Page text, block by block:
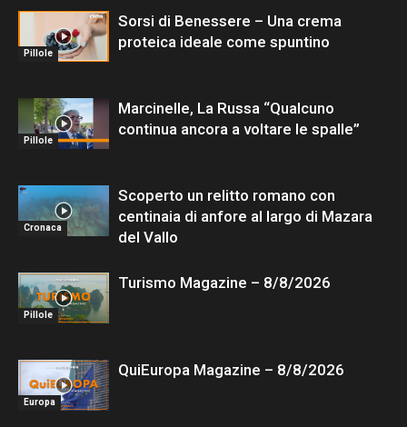
Pillole
Sorsi di Benessere – Una crema
proteica ideale come spuntino
Pillole
Marcinelle, La Russa “Qualcuno
continua ancora a voltare le spalle”
Cronaca
Scoperto un relitto romano con
centinaia di anfore al largo di Mazara
del Vallo
Pillole
Turismo Magazine – 8/8/2026
Europa
QuiEuropa Magazine – 8/8/2026